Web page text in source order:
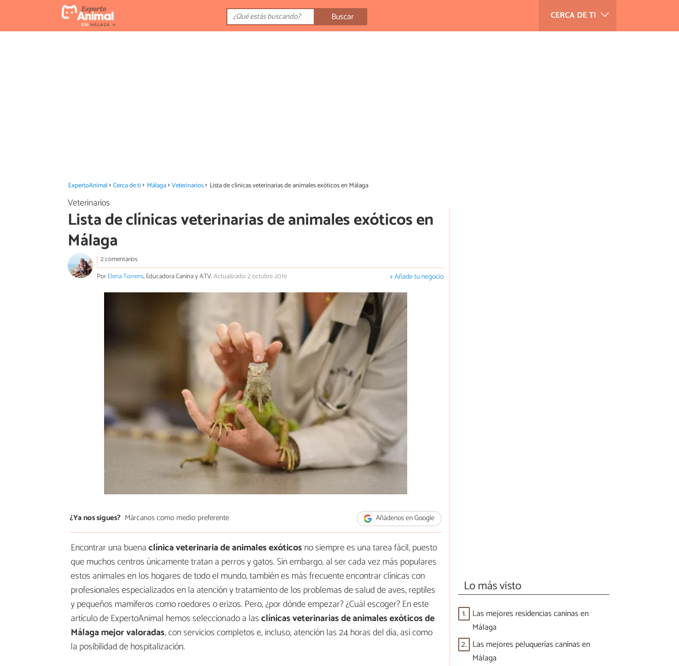
CERCA DE TI
EN:MÁLAGA
Buscar
ExpertoAnimal Cerca de ti Málaga Veterinarios Lista de clínicas veterinarias de animales exóticos en Málaga
Veterinarios
Lista de clínicas veterinarias de animales exóticos en
Málaga
2 comentarios
PorElena Torrens, Educadora Canina y ATV.Actualizado: 2 octubre 2019 + Añade tu negocio
¿Ya nos sigues? Márcanos como medio preferente Añádenos en Google
Encontrar una buenaclínica veterinaria de animales exóticos no siempre es una tarea fácil, puesto
que muchos centros únicamente tratan a perros y gatos. Sin embargo, al ser cada vez más populares
estos animales en los hogares de todo el mundo, también es más frecuente encontrar clínicas con
profesionales especializados en la atención y tratamiento de los problemas de salud de aves, reptiles
y pequeños mamíferos como roedores o erizos. Pero, ¿por dónde empezar? ¿Cuál escoger? En este
artículo de ExpertoAnimal hemos seleccionado a lasclínicas veterinarias de animales exóticos de
Málaga mejor valoradas, con servicios completos e, incluso, atención las 24 horas del día, así como
la posibilidad de hospitalización.
Lo más visto
1. Las mejores residencias caninas en
Málaga
2. Las mejores peluquerías caninas en
Málaga